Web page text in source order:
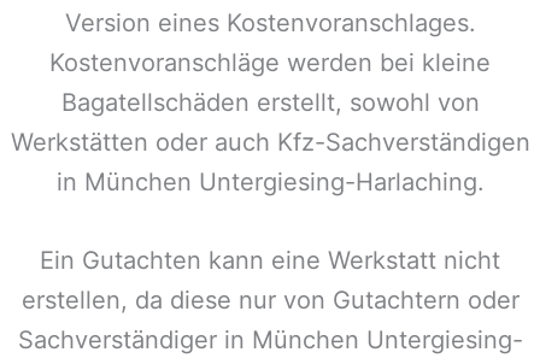
Version eines Kostenvoranschlages.
Kostenvoranschläge werden bei kleine
Bagatellschäden erstellt, sowohl von
Werkstätten oder auch Kfz-Sachverständigen
in München Untergiesing-Harlaching.
Ein Gutachten kann eine Werkstatt nicht
erstellen, da diese nur von Gutachtern oder
Sachverständiger in München Untergiesing-